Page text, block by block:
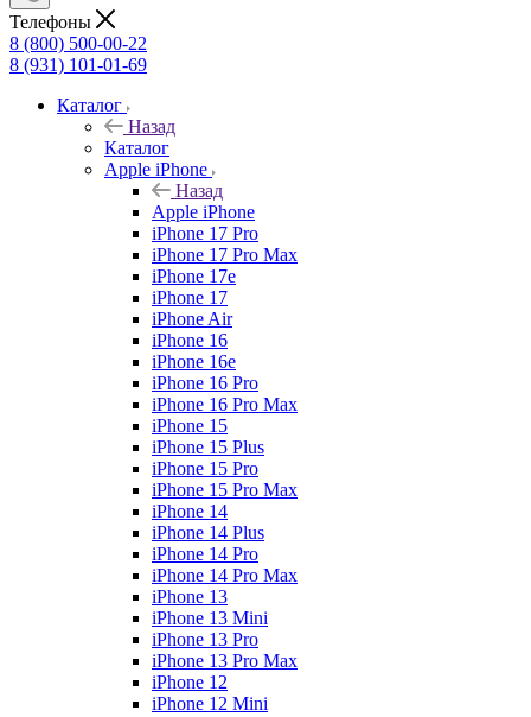
Телефоны
8 (800) 500-00-22
8 (931) 101-01-69
Каталог
Назад
Каталог
Apple iPhone
Назад
Apple iPhone
iPhone 17 Pro
iPhone 17 Pro Max
iPhone 17e
iPhone 17
iPhone Air
iPhone 16
iPhone 16e
iPhone 16 Pro
iPhone 16 Pro Max
iPhone 15
iPhone 15 Plus
iPhone 15 Pro
iPhone 15 Pro Max
iPhone 14
iPhone 14 Plus
iPhone 14 Pro
iPhone 14 Pro Max
iPhone 13
iPhone 13 Mini
iPhone 13 Pro
iPhone 13 Pro Max
iPhone 12
iPhone 12 Mini